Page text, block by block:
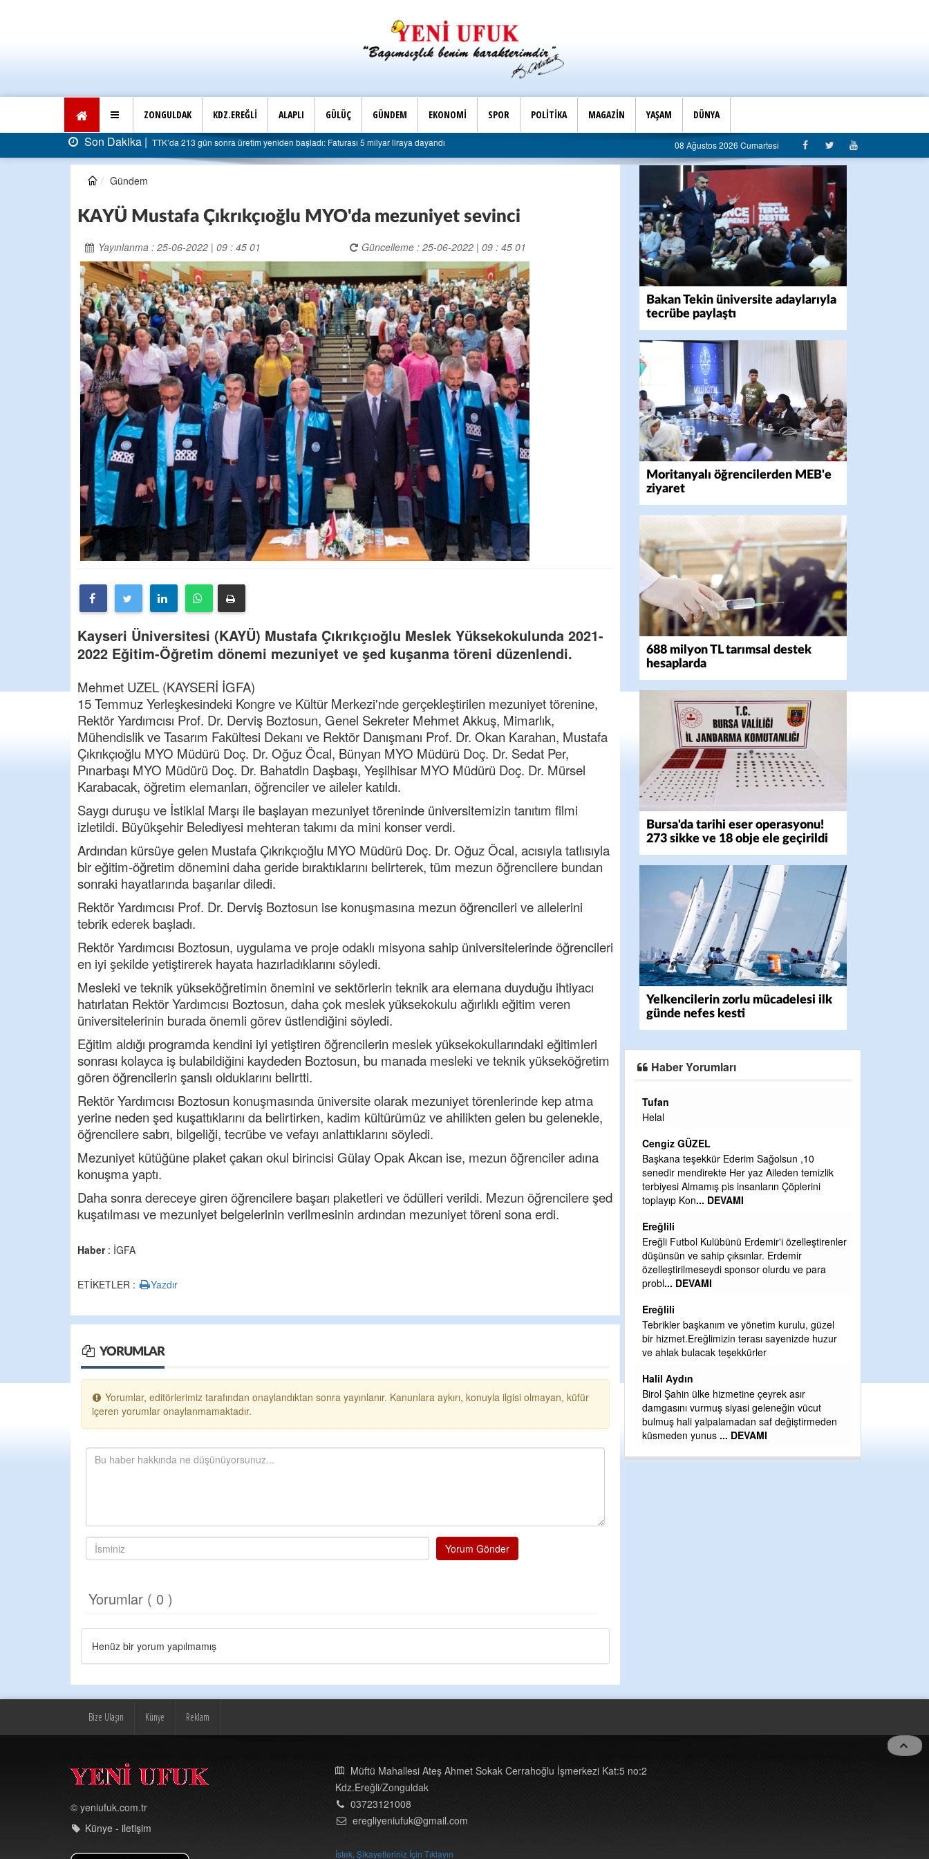
ZONGULDAK KDZ.EREĞLİ ALAPLI GÜLÜÇ GÜNDEM EKONOMİ SPOR POLİTİKA MAGAZİN YAŞAM DÜNYA
Son Dakika |TTK’da 213 gün sonra üretim yeniden başladı: Faturası 5 milyar liraya dayandı AK Parti Ereğli İlçe Başkanlığı’ndan belediyeye sert eleştiri: “Algı siyaseti değil, hizmet belediyeciliği”
08 Ağustos 2026 Cumartesi
Gündem
KAYÜ Mustafa Çıkrıkçıoğlu MYO'da mezuniyet sevinci
Yayınlanma : 25-06-2022 | 09 : 45 01 Güncelleme : 25-06-2022 | 09 : 45 01
Kayseri Üniversitesi (KAYÜ) Mustafa Çıkrıkçıoğlu Meslek Yüksekokulunda 2021-
2022 Eğitim-Öğretim dönemi mezuniyet ve şed kuşanma töreni düzenlendi.
Mehmet UZEL (KAYSERİ İGFA)
15 Temmuz Yerleşkesindeki Kongre ve Kültür Merkezi'nde gerçekleştirilen mezuniyet törenine,
Rektör Yardımcısı Prof. Dr. Derviş Boztosun, Genel Sekreter Mehmet Akkuş, Mimarlık,
Mühendislik ve Tasarım Fakültesi Dekanı ve Rektör Danışmanı Prof. Dr. Okan Karahan, Mustafa
Çıkrıkçıoğlu MYO Müdürü Doç. Dr. Oğuz Öcal, Bünyan MYO Müdürü Doç. Dr. Sedat Per,
Pınarbaşı MYO Müdürü Doç. Dr. Bahatdin Daşbaşı, Yeşilhisar MYO Müdürü Doç. Dr. Mürsel
Karabacak, öğretim elemanları, öğrenciler ve aileler katıldı.
Saygı duruşu ve İstiklal Marşı ile başlayan mezuniyet töreninde üniversitemizin tanıtım filmi
izletildi. Büyükşehir Belediyesi mehteran takımı da mini konser verdi.
Ardından kürsüye gelen Mustafa Çıkrıkçıoğlu MYO Müdürü Doç. Dr. Oğuz Öcal, acısıyla tatlısıyla
bir eğitim-öğretim dönemini daha geride bıraktıklarını belirterek, tüm mezun öğrencilere bundan
sonraki hayatlarında başarılar diledi.
Rektör Yardımcısı Prof. Dr. Derviş Boztosun ise konuşmasına mezun öğrencileri ve ailelerini
tebrik ederek başladı.
Rektör Yardımcısı Boztosun, uygulama ve proje odaklı misyona sahip üniversitelerinde öğrencileri
en iyi şekilde yetiştirerek hayata hazırladıklarını söyledi.
Mesleki ve teknik yükseköğretimin önemini ve sektörlerin teknik ara elemana duyduğu ihtiyacı
hatırlatan Rektör Yardımcısı Boztosun, daha çok meslek yüksekokulu ağırlıklı eğitim veren
üniversitelerinin burada önemli görev üstlendiğini söyledi.
Eğitim aldığı programda kendini iyi yetiştiren öğrencilerin meslek yüksekokullarındaki eğitimleri
sonrası kolayca iş bulabildiğini kaydeden Boztosun, bu manada mesleki ve teknik yükseköğretim
gören öğrencilerin şanslı olduklarını belirtti.
Rektör Yardımcısı Boztosun konuşmasında üniversite olarak mezuniyet törenlerinde kep atma
yerine neden şed kuşattıklarını da belirtirken, kadim kültürümüz ve ahilikten gelen bu gelenekle,
öğrencilere sabrı, bilgeliği, tecrübe ve vefayı anlattıklarını söyledi.
Mezuniyet kütüğüne plaket çakan okul birincisi Gülay Opak Akcan ise, mezun öğrenciler adına
konuşma yaptı.
Daha sonra dereceye giren öğrencilere başarı plaketleri ve ödülleri verildi. Mezun öğrencilere şed
kuşatılması ve mezuniyet belgelerinin verilmesinin ardından mezuniyet töreni sona erdi.
Haber: İGFA
ETİKETLER : Yazdır
YORUMLAR
Yorumlar, editörlerimiz tarafından onaylandıktan sonra yayınlanır. Kanunlara aykırı, konuyla ilgisi olmayan, küfür
içeren yorumlar onaylanmamaktadır.
Yorum Gönder
Yorumlar ( 0 )
Henüz bir yorum yapılmamış
Bakan Tekin üniversite adaylarıyla
tecrübe paylaştı
Moritanyalı öğrencilerden MEB'e
ziyaret
688 milyon TL tarımsal destek
hesaplarda
Bursa'da tarihi eser operasyonu!
273 sikke ve 18 obje ele geçirildi
Yelkencilerin zorlu mücadelesi ilk
günde nefes kesti
Haber Yorumları
Tufan
Helal
Başkana teşekkür Ederim Sağolsun ,10
senedir mendirekte Her yaz Aileden temizlik
terbiyesi Almamış pis insanların Çöplerini
toplayıp Kon... DEVAMI
Ereğli Futbol Kulübünü Erdemir'i özelleştirenler
düşünsün ve sahip çıksınlar. Erdemir
özelleştirilmeseydi sponsor olurdu ve para
Tebrikler başkanım ve yönetim kurulu, güzel
bir hizmet.Ereğlimizin terası sayenizde huzur
Halil Aydın
Birol Şahin ülke hizmetine çeyrek asır
damgasını vurmuş siyasi geleneğin vücut
bulmuş hali yalpalamadan saf değiştirmeden
CEVDET YILMAZ
GULDERE DERE ÇALIŞMALARI, SEKIZ YIL
ÖNCE ALKAYA TARAFINDAN BAŞLATILDI,
ETRASFINDA YERLEŞİM YERI OLMAYAN
Şaban yavuz
Mekanı cennet olsun kederli ailesine Rabbim
Günaydın hayırlı sabahlar dilerim
H BakiYüksel
Bize Ulaşın Künye Reklam
© yeniufuk.com.tr
Künye - iletişim
Müftü Mahallesi Ateş Ahmet Sokak Cerrahoğlu İşmerkezi Kat:5 no:2
Kdz.Ereğli/Zonguldak
03723121008
eregliyeniufuk@gmail.com
İstek, Şikayetleriniz İçin Tıklayın